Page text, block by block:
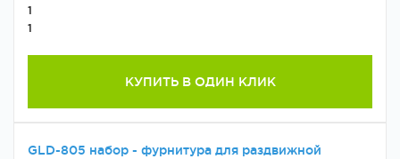
1
1
КУПИТЬ В ОДИН КЛИК
GLD-805 набор - фурнитура для раздвижной